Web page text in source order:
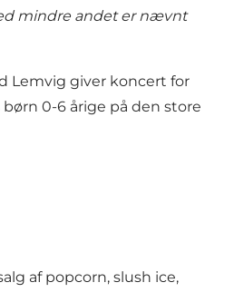
mindre andet er nævnt
Lemvig giver koncert for
0-6 årige på den store
af popcorn, slush ice,